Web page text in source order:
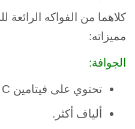
كلاهما من الفواكه
مميزاته:
الجوافة:
تحتوي على فيتامين C أكثر بـ 4 مرات.
ألياف أكثر.